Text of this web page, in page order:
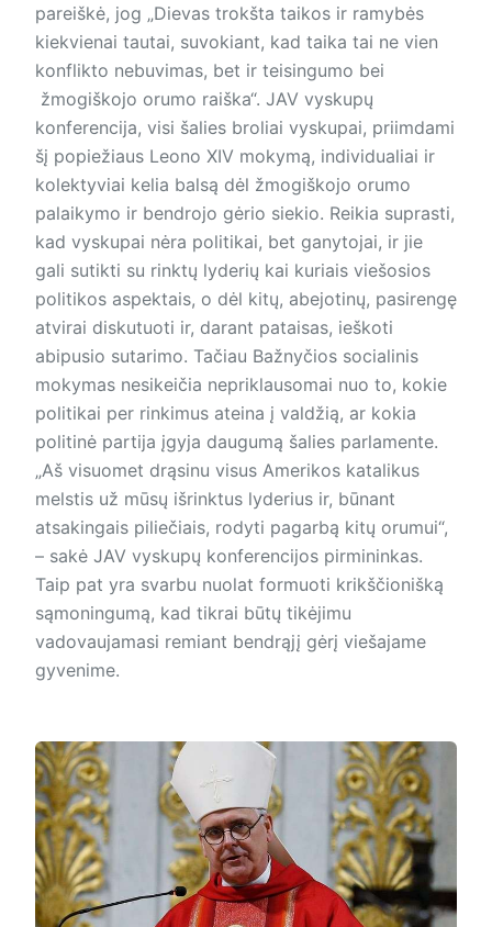
pareiškė, jog „Dievas trokšta taikos ir ramybės
kiekvienai tautai, suvokiant, kad taika tai ne vien
konflikto nebuvimas, bet ir teisingumo bei
žmogiškojo orumo raiška“. JAV vyskupų
konferencija, visi šalies broliai vyskupai, priimdami
šį popiežiaus Leono XIV mokymą, individualiai ir
kolektyviai kelia balsą dėl žmogiškojo orumo
palaikymo ir bendrojo gėrio siekio. Reikia suprasti,
kad vyskupai nėra politikai, bet ganytojai, ir jie
gali sutikti su rinktų lyderių kai kuriais viešosios
politikos aspektais, o dėl kitų, abejotinų, pasirengę
atvirai diskutuoti ir, darant pataisas, ieškoti
abipusio sutarimo. Tačiau Bažnyčios socialinis
mokymas nesikeičia nepriklausomai nuo to, kokie
politikai per rinkimus ateina į valdžią, ar kokia
politinė partija įgyja daugumą šalies parlamente.
„Aš visuomet drąsinu visus Amerikos katalikus
melstis už mūsų išrinktus lyderius ir, būnant
atsakingais piliečiais, rodyti pagarbą kitų orumui“,
– sakė JAV vyskupų konferencijos pirmininkas.
Taip pat yra svarbu nuolat formuoti krikščionišką
sąmoningumą, kad tikrai būtų tikėjimu
vadovaujamasi remiant bendrąjį gėrį viešajame
gyvenime.